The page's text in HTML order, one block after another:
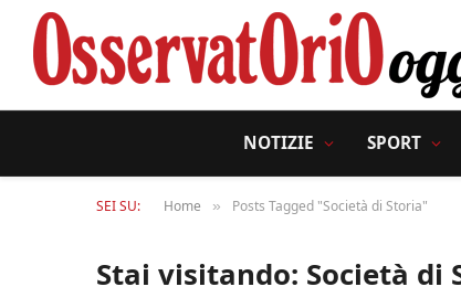
NOTIZIE SPORT
SEI SU: Home » Posts Tagged "Società di Storia"
Stai visitando: Società di